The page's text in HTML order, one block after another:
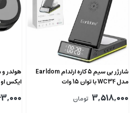
شارژر بی سیم 5 کاره ارلدام Earldom
مدل WC34 با توان 15 وات
3,518,000 تومان
هولدر
ایکس او XO مدل CX025 توان 15W